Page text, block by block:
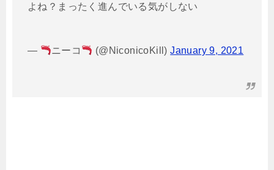
よね？まったく進んでいる気がしない
— ニーコ (@NiconicoKill)January 9, 2021